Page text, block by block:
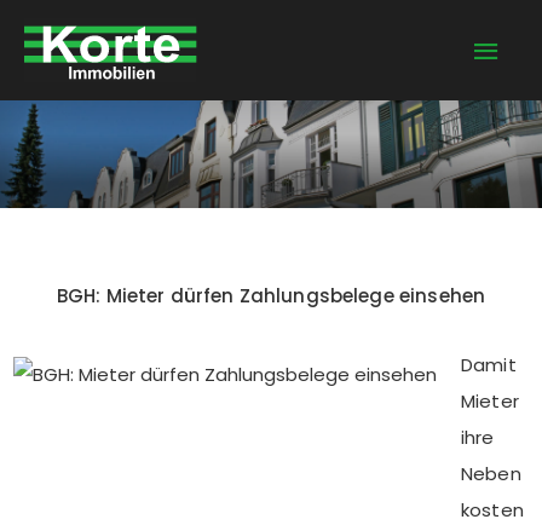
Inhalt
BGH: Mieter dürfen Zahlungsbelege einsehen
Damit
Mieter
ihre
Neben
kosten